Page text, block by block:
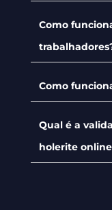
Como
Como
Qual é a
holerite